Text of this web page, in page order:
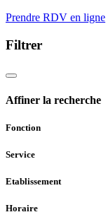
Prendre RDV en ligne
Filtrer
Affiner la recherche
Fonction
Service
Etablissement
Horaire